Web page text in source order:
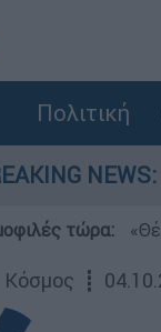
Πολιτική
NEWS:
στην
τώρα:
Κόσμος ┋